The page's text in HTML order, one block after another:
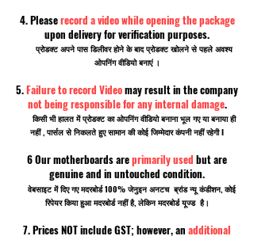
4. Pleaserecord a video while opening the package
upon delivery for verification purposes.
प्रोडक्ट अपने पास डिलीवर होने के बाद प्रोडक्ट खोलने से पहले अवश्य
ओपनिंग वीडियो बनाएं ।
5.Failure to record Videomay result in the company
not being responsible for any internal damage.
किसी भी हालत में प्रोडक्ट का ओपनिंग वीडियो बनाना भूल गए या बनाया ही
नहीं , पार्सल से निकलते हुए सामान की कोई जिम्मेदार कंपनी नहीं रहेगी I
6 Our motherboards areprimarily used but are
genuine and in untouched condition.
वेबसाइट में दिए गए मदरबोर्ड 100% जेनुइन अनटच ब्रांड न्यू कंडीशन, कोई
रिपेयर किया हुआ मदरबोर्ड नहीं है, लेकिन मदरबोर्ड यूज्ड है।
7. Prices NOT include GST; however, an additional